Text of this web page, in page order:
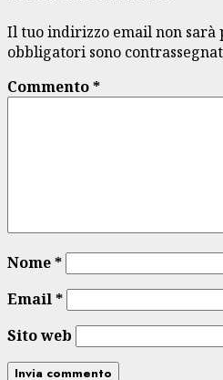
Il tuo indirizzo email non sarà
obbligatori sono
Commento*
Nome*
Email*
Sito web